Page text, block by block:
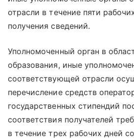
отрасли в течение пяти
получения сведений.
Уполномоченный орган в
образования, иные
соответствующей отрасли
перечисление средств
государственных стипендий
соответствия получателей
в течение трех рабочих дней